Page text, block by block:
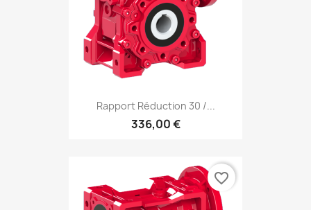
Rapport Réduction 30 /...
336,00 €
favorite_border